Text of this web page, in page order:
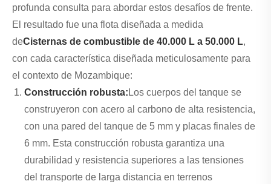
profunda consulta para abordar estos desafíos de frente.
El resultado fue una flota diseñada a medida
deCisternas de combustible de 40.000 L a 50.000 L,
con cada característica diseñada meticulosamente para
el contexto de Mozambique:
Construcción robusta: Los cuerpos del tanque se
construyeron con acero al carbono de alta resistencia,
con una pared del tanque de 5 mm y placas finales de
6 mm. Esta construcción robusta garantiza una
durabilidad y resistencia superiores a las tensiones
del transporte de larga distancia en terrenos